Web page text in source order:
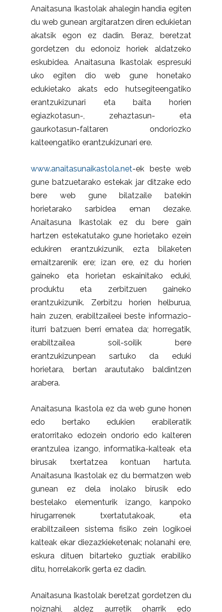
Anaitasuna Ikastolak ahalegin handia egiten
du web gunean argitaratzen diren edukietan
akatsik egon ez dadin. Beraz, beretzat
gordetzen du edonoiz horiek aldatzeko
eskubidea. Anaitasuna Ikastolak espresuki
uko egiten dio web gune honetako
edukietako akats edo hutsegiteengatiko
erantzukizunari eta baita horien
egiazkotasun-, zehaztasun- eta
gaurkotasun-faltaren ondoriozko
kalteengatiko erantzukizunari ere.
www.anaitasunaikastola.net-ek beste web
gune batzuetarako estekak jar ditzake edo
bere web gune bilatzaile batekin
horietarako sarbidea eman dezake.
Anaitasuna Ikastolak ez du bere gain
hartzen estekatutako gune horietako ezein
edukiren erantzukizunik, ezta bilaketen
emaitzarenik ere; izan ere, ez du horien
gaineko eta horietan eskainitako eduki,
produktu eta zerbitzuen gaineko
erantzukizunik. Zerbitzu horien helburua,
hain zuzen, erabiltzaileei beste informazio-
iturri batzuen berri ematea da; horregatik,
erabiltzailea soil-soilik bere
erantzukizunpean sartuko da eduki
horietara, bertan araututako baldintzen
arabera.
Anaitasuna Ikastola ez da web gune honen
edo bertako edukien erabileratik
eratorritako edozein ondorio edo kalteren
erantzulea izango, informatika-kalteak eta
birusak txertatzea kontuan hartuta.
Anaitasuna Ikastolak ez du bermatzen web
gunean ez dela inolako birusik edo
bestelako elementurik izango, kanpoko
hirugarrenek txertatutakoak, eta
erabiltzaileen sistema fisiko zein logikoei
kalteak ekar diezazkieketenak; nolanahi ere,
eskura dituen bitarteko guztiak erabiliko
ditu, horrelakorik gerta ez dadin.
Anaitasuna Ikastolak beretzat gordetzen du
noiznahi, aldez aurretik oharrik edo